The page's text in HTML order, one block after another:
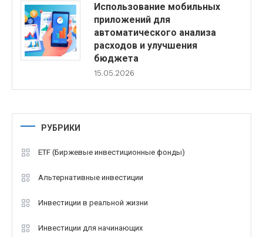
Использование мобильных
приложений для
автоматического анализа
расходов и улучшения
бюджета
15.05.2026
РУБРИКИ
ETF (Биржевые инвестиционные фонды)
Альтернативные инвестиции
Инвестиции в реальной жизни
Инвестиции для начинающих